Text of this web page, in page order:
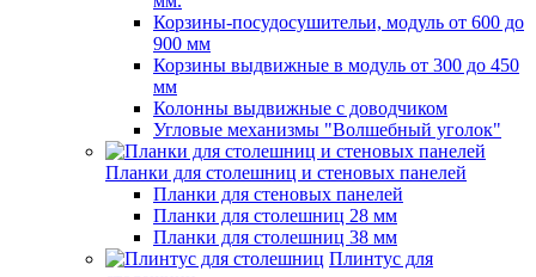
Корзины-посудосушительи, модуль от 600 до
900 мм
Корзины выдвижные в модуль от 300 до 450
мм
Колонны выдвижные с доводчиком
Угловые механизмы "Волшебный уголок"
Планки для столешниц и стеновых панелей
Планки для стеновых панелей
Планки для столешниц 28 мм
Планки для столешниц 38 мм
Плинтус для